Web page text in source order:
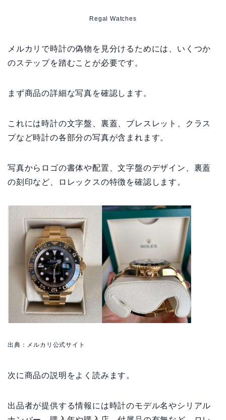
Regal Watches
メルカリで時計の偽物を見分けるためには、いくつか
のステップを踏むことが必要です。
まず商品の詳細な写真を確認します。
これには時計の文字盤、裏蓋、ブレスレット、クラス
プなど時計の各部分の写真が含まれます。
写真からロゴの書体や配置、文字盤のデザイン、裏蓋
の刻印など、ロレックスの特徴を確認します。
出典：メルカリ公式サイト
次に商品の説明をよく読みます。
出品者が提供する情報には時計のモデル名やシリアル